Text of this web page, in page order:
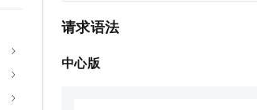
请求语法
中心版
在线体验全尺寸、多种模态的模型效果
Happy 系列大模型
开发者生态解决方案